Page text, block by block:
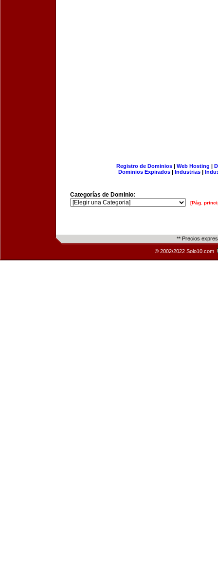
Registro de Dominios| Web Hosting |
Dominios Expirados | Industrias |
Categorías de Dominio:
[Pág.
** Precios
© 2002/2022 Solo10.com